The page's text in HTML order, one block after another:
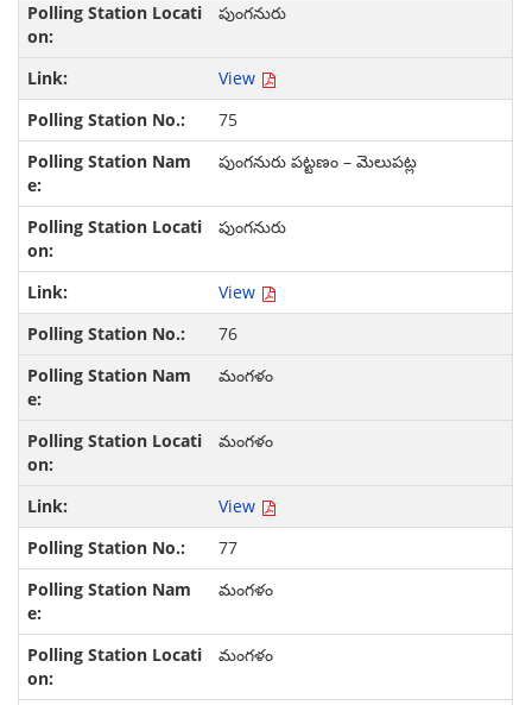
పుంగనురు
View
75
పుంగనురు పట్టణం – మెలుపట్ల
పుంగనురు
View
76
మంగళం
మంగళం
View
77
మంగళం
మంగళం